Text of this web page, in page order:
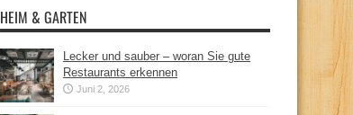
HEIM & GARTEN
Lecker und sauber – woran Sie gute
Restaurants erkennen
Juni 2, 2026